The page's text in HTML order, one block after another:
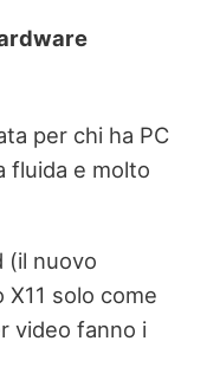
per chi ha PC
fluida e molto
(il nuovo
solo come
video fanno i